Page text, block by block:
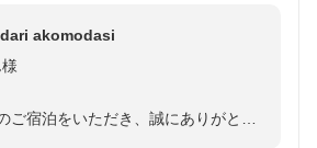
hotel/voice/167733?
akomodasi
ご宿泊をいただき、誠にありがとう